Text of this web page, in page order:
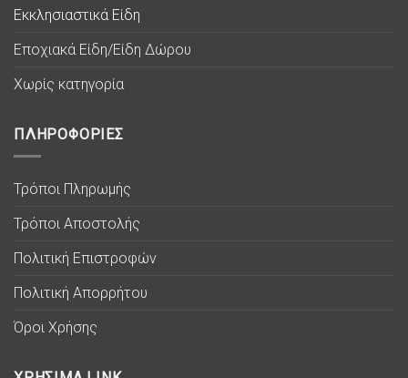
Εκκλησιαστικά Είδη
Εποχιακά Είδη/Είδη Δώρου
Χωρίς κατηγορία
ΠΛΗΡΟΦΟΡΙΕΣ
Τρόποι Πληρωμής
Τρόποι Αποστολής
Πολιτική Επιστροφών
Πολιτική Απορρήτου
Όροι Χρήσης